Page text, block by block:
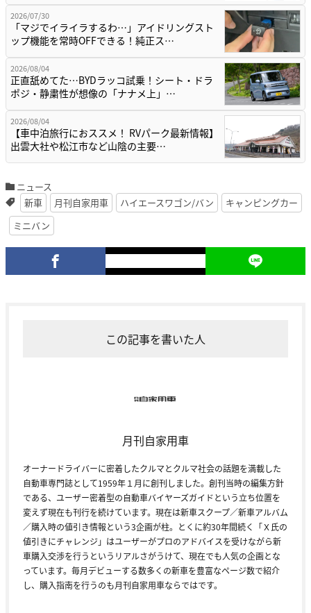
2026/07/30
「マジでイライラするわ…」アイドリングスト
ップ機能を常時OFFできる！純正ス…
2026/08/04
正直舐めてた…BYDラッコ試乗！シート・ドラ
ポジ・静粛性が想像の「ナナメ上」…
2026/08/04
【車中泊旅行におススメ！ RVパーク最新情報】
出雲大社や松江市など山陰の主要…
ニュース
新車
月刊自家用車 ハイエースワゴン/バン
キャンピングカー
ミニバン
この記事を書いた人
月刊自家用車
オーナードライバーに密着したクルマとクルマ社会の話題を満載した
自動車専門誌として1959年１月に創刊しました。創刊当時の編集方針
である、ユーザー密着型の自動車バイヤーズガイドという立ち位置を
変えず現在も刊行を続けています。現在は新車スクープ／新車アルバム
／購入時の値引き情報という3企画が柱。とくに約30年間続く「Ｘ氏の
値引きにチャレンジ」はユーザーがプロのアドバイスを受けながら新
車購入交渉を行うというリアルさがうけて、現在でも人気の企画とな
っています。毎月デビューする数多くの新車を豊富なページ数で紹介
し、購入指南を行うのも月刊自家用車ならではです。